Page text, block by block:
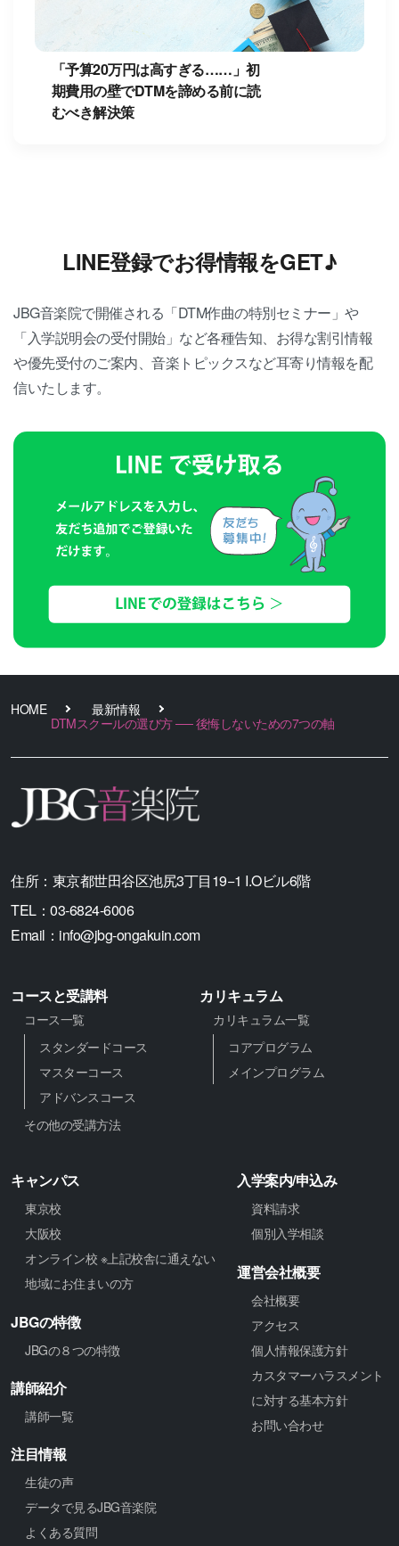
「予算20万円は高すぎる……」初
期費用の壁でDTMを諦める前に読
むべき解決策
LINE登録でお得情報をGET♪
JBG音楽院で開催される「DTM作曲の特別セミナー」や
「入学説明会の受付開始」など各種告知、お得な割引情報
や優先受付のご案内、音楽トピックスなど耳寄り情報を配
信いたします。
HOME
最新情報
DTMスクールの選び方 ── 後悔しないための7つの軸
住所： 東京都世田谷区池尻3丁目19−1 I.Oビル6階
TEL： 03-6824-6006
Email： info@jbg-ongakuin.com
コースと受講料
コース一覧
スタンダードコース
マスターコース
アドバンスコース
その他の受講方法
カリキュラム
カリキュラム一覧
コアプログラム
メインプログラム
キャンパス
東京校
大阪校
オンライン校 ※上記校舎に通えない
地域にお住まいの方
JBGの特徴
JBGの８つの特徴
講師紹介
講師一覧
注目情報
生徒の声
データで見るJBG音楽院
よくある質問
入学案内/申込み
資料請求
個別入学相談
運営会社概要
会社概要
アクセス
個人情報保護方針
カスタマーハラスメント
に対する基本方針
お問い合わせ